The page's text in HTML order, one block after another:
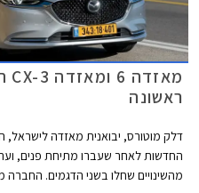
ראשונה
החדשות לאחר שעברו מתיחת פנים,
מהשינויים שחלו בשני הדגמים.